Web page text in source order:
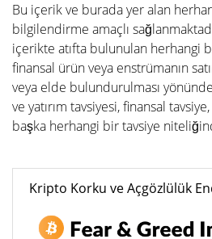
Bu içerik ve burada yer alan
bilgilendirme amaçlı
içerikte atıfta bulunulan herhangi
finansal ürün veya enstrümanın
veya elde bulundurulması
ve yatırım tavsiyesi, finansal
başka herhangi bir tavsiye
Kripto Korku ve Açgözlülük